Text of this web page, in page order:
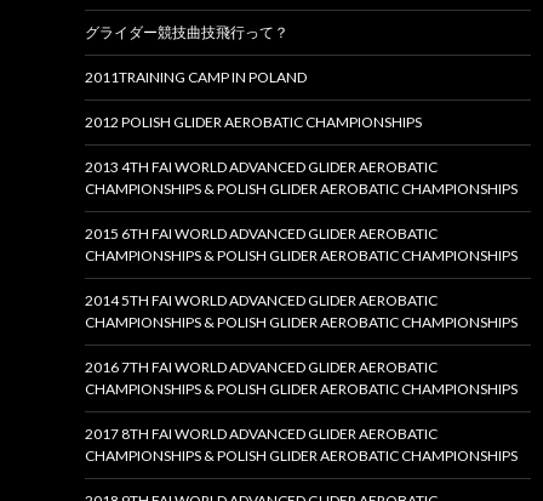
グライダー競技曲技飛行って？
2011TRAINING CAMP IN POLAND
2012 POLISH GLIDER AEROBATIC CHAMPIONSHIPS
2013 4TH FAI WORLD ADVANCED GLIDER AEROBATIC
CHAMPIONSHIPS & POLISH GLIDER AEROBATIC CHAMPIONSHIPS
2015 6TH FAI WORLD ADVANCED GLIDER AEROBATIC
CHAMPIONSHIPS & POLISH GLIDER AEROBATIC CHAMPIONSHIPS
2014 5TH FAI WORLD ADVANCED GLIDER AEROBATIC
CHAMPIONSHIPS & POLISH GLIDER AEROBATIC CHAMPIONSHIPS
2016 7TH FAI WORLD ADVANCED GLIDER AEROBATIC
CHAMPIONSHIPS & POLISH GLIDER AEROBATIC CHAMPIONSHIPS
2017 8TH FAI WORLD ADVANCED GLIDER AEROBATIC
CHAMPIONSHIPS & POLISH GLIDER AEROBATIC CHAMPIONSHIPS